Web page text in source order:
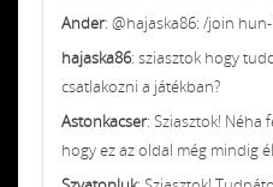
Ander: @hajaska86: /join hun-
hajaska86: sziasztok hogy
csatlakozni a játékban?
Astonkacser: Sziasztok! Néha
hogy ez az oldal még mindig